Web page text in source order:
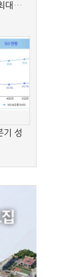
대…
기 성